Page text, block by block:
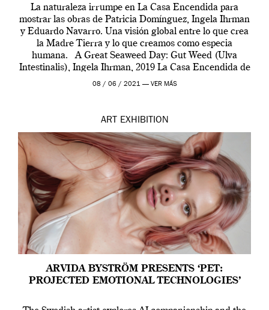
La naturaleza irrumpe en La Casa Encendida para
mostrar las obras de Patricia Domínguez, Ingela Ihrman
y Eduardo Navarro. Una visión global entre lo que crea
la Madre Tierra y lo que creamos como especia
humana. A Great Seaweed Day: Gut Weed (Ulva
Intestinalis), Ingela Ihrman, 2019 La Casa Encendida de
Madrid y la Wellcome […]
08 / 06 / 2021 — VER MÁS
ART EXHIBITION
ARVIDA BYSTRÖM PRESENTS ‘PET:
PROJECTED EMOTIONAL TECHNOLOGIES’